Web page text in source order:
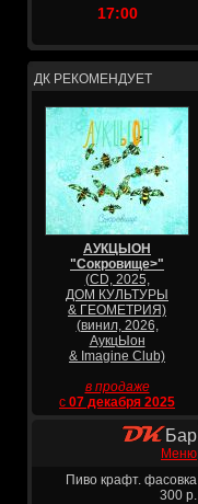
17:00
ДК РЕКОМЕНДУЕТ
АУКЦЫОН
"Сокровище>"
(CD, 2025,
ДОМ КУЛЬТУРЫ
& ГЕОМЕТРИЯ)
(винил, 2026,
АукцЫон
& Imagine Club)
в продаже
с 07 декабря 2025
Бар
Меню
Пиво крафт. фасовка
300 р.